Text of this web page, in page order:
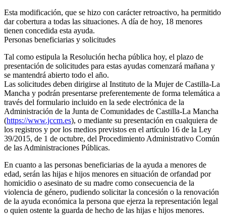
Esta modificación, que se hizo con carácter retroactivo, ha permitido
dar cobertura a todas las situaciones. A día de hoy, 18 menores
tienen concedida esta ayuda.
Personas beneficiarias y solicitudes
Tal como estipula la Resolución hecha pública hoy, el plazo de
presentación de solicitudes para estas ayudas comenzará mañana y
se mantendrá abierto todo el año.
Las solicitudes deben dirigirse al Instituto de la Mujer de Castilla-La
Mancha y podrán presentarse preferentemente de forma telemática a
través del formulario incluido en la sede electrónica de la
Administración de la Junta de Comunidades de Castilla-La Mancha
(https://www.jccm.es), o mediante su presentación en cualquiera de
los registros y por los medios previstos en el artículo 16 de la Ley
39/2015, de 1 de octubre, del Procedimiento Administrativo Común
de las Administraciones Públicas.
En cuanto a las personas beneficiarias de la ayuda a menores de
edad, serán las hijas e hijos menores en situación de orfandad por
homicidio o asesinato de su madre como consecuencia de la
violencia de género, pudiendo solicitar la concesión o la renovación
de la ayuda económica la persona que ejerza la representación legal
o quien ostente la guarda de hecho de las hijas e hijos menores.